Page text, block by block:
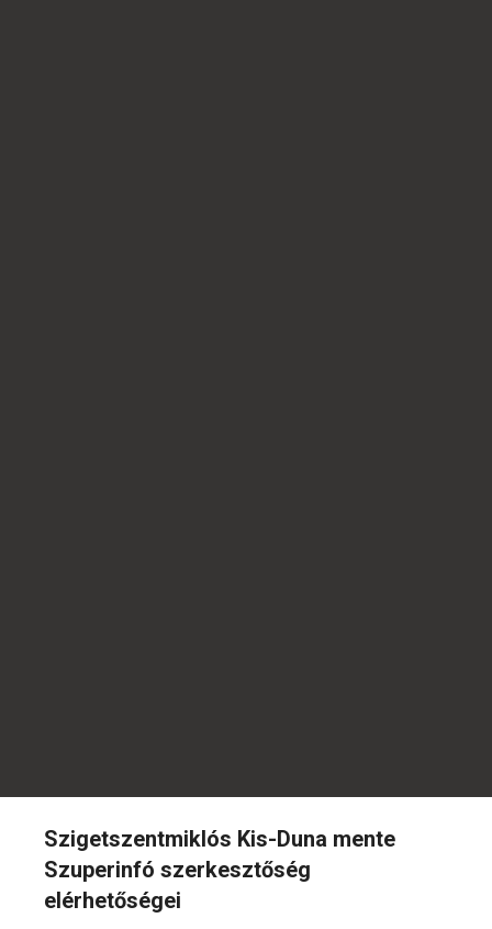
Szigetszentmiklós Kis-Duna mente
Szuperinfó szerkesztőség
elérhetőségei